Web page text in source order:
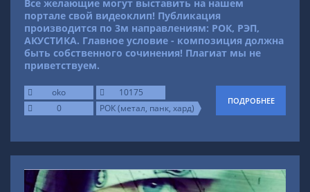
Все желающие могут выставить на нашем
портале свой видеоклип! Публикация
производится по 3м направлениям: РОК, РЭП,
АКУСТИКА. Главное условие - композиция должна
быть собственного сочинения! Плагиат мы не
приветствуем.
oko
10175
0
РОК (метал, панк, хард)
ПОДРОБНЕЕ